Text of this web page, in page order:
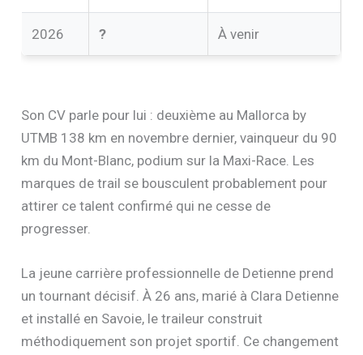
2026 ? À venir
Son CV parle pour lui : deuxième au Mallorca by
UTMB 138 km en novembre dernier, vainqueur du 90
km du Mont-Blanc, podium sur la Maxi-Race. Les
marques de trail se bousculent probablement pour
attirer ce talent confirmé qui ne cesse de
progresser.
La jeune carrière professionnelle de Detienne prend
un tournant décisif. À 26 ans, marié à Clara Detienne
et installé en Savoie, le traileur construit
méthodiquement son projet sportif. Ce changement